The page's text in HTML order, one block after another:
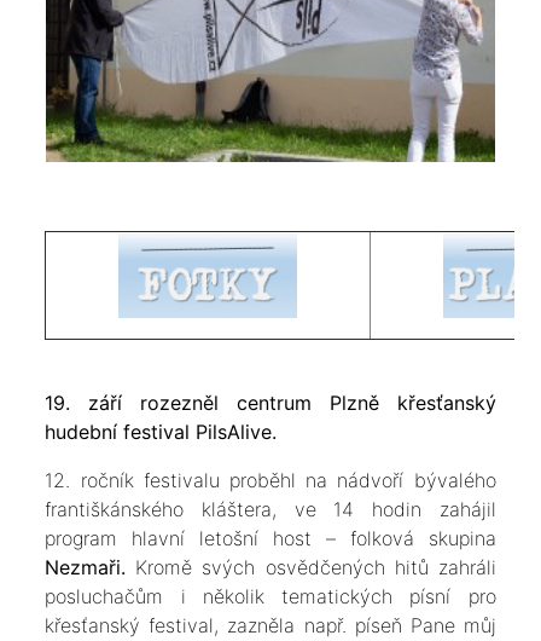
19. září rozezněl centrum Plzně křesťanský
hudební festival PilsAlive.
12. ročník festivalu proběhl na nádvoří bývalého
františkánského kláštera, ve 14 hodin zahájil
program hlavní letošní host – folková skupina
Nezmaři. Kromě svých osvědčených hitů zahráli
posluchačům i několik tematických písní pro
křesťanský festival, zazněla např. píseň Pane můj